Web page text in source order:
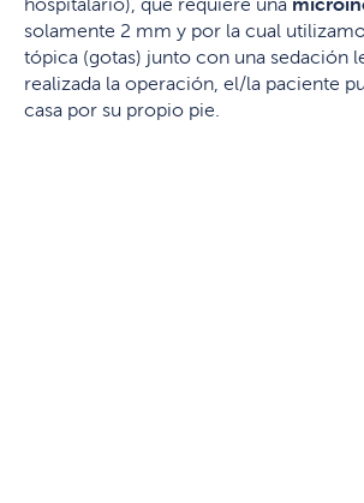
hospitalario), que requiere una
solamente 2 mm y por la cual
tópica (gotas) junto con una sedación
realizada la operación, el/la paciente
casa por su propio pie.